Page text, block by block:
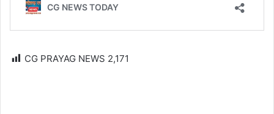
CG PRAYAG NEWS 2,171